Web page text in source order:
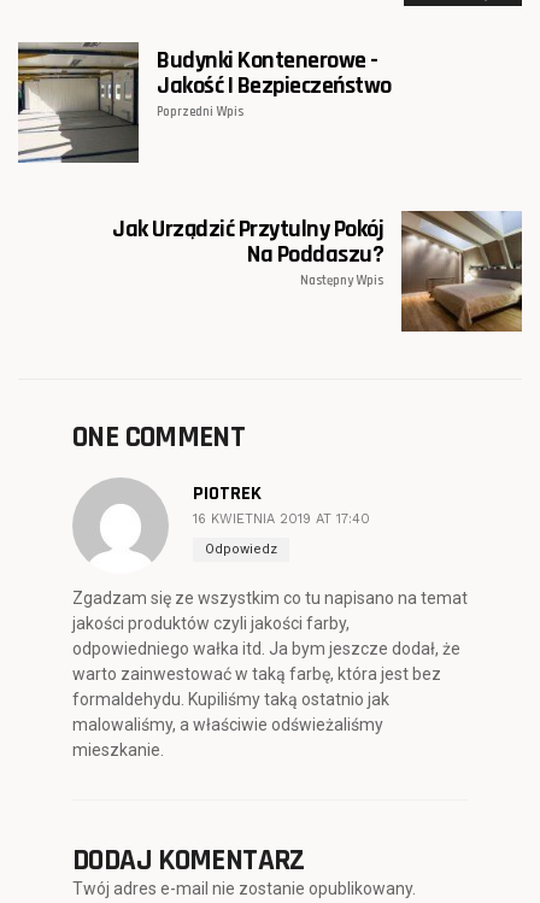
Budynki Kontenerowe -
Jakość I Bezpieczeństwo
Poprzedni Wpis
Jak Urządzić Przytulny Pokój
Na Poddaszu?
Następny Wpis
ONE COMMENT
PIOTREK
16 KWIETNIA 2019 AT 17:40
Odpowiedz
Zgadzam się ze wszystkim co tu napisano na temat
jakości produktów czyli jakości farby,
odpowiedniego wałka itd. Ja bym jeszcze dodał, że
warto zainwestować w taką farbę, która jest bez
formaldehydu. Kupiliśmy taką ostatnio jak
malowaliśmy, a właściwie odświeżaliśmy
mieszkanie.
DODAJ KOMENTARZ
Twój adres e-mail nie zostanie opublikowany.